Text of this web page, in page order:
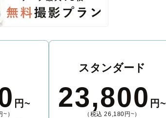
円~
）
スタンダード
23,800 円~
（税込 26,180円~）